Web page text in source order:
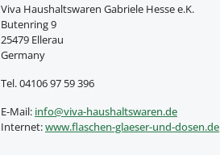
Viva Haushaltswaren Gabriele Hesse e.K.
Butenring 9
25479 Ellerau
Germany
Tel. 04106 97 59 396
E-Mail: info@viva-haushaltswaren.de
Internet:www.flaschen-glaeser-und-dosen.de